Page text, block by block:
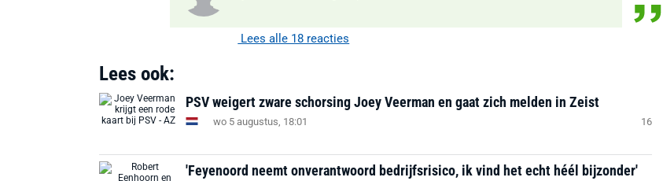
Lees alle 18 reacties
Lees ook:
PSV weigert zware schorsing Joey Veerman en gaat zich melden in Zeist
wo 5 augustus, 18:01 16
'Feyenoord neemt onverantwoord bedrijfsrisico, ik vind het echt héél bijzonder'